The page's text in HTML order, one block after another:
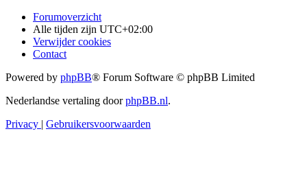
Forumoverzicht
Alle tijden zijn UTC+02:00
Verwijder cookies
Contact
Powered by phpBB® Forum Software © phpBB Limited
Nederlandse vertaling doorphpBB.nl.
Privacy | Gebruikersvoorwaarden